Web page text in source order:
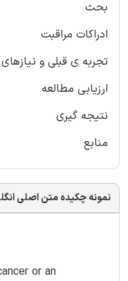
بحث
ادراکات مراقبت
تجربه ی قبلی و
ارزیابی مطالعه
نتیجه گیری
منابع
نمونه چکیده متن اصلی
or an